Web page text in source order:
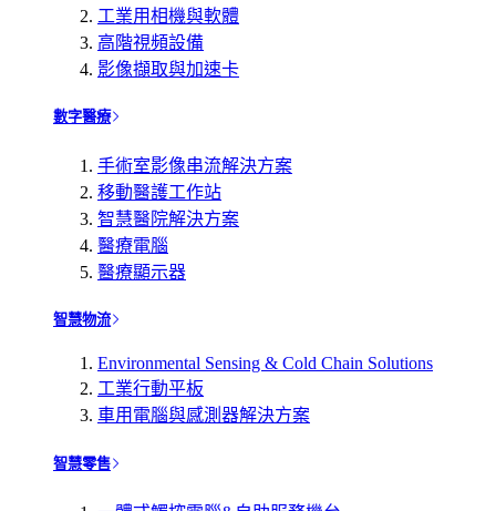
工業用相機與軟體
高階視頻設備
影像擷取與加速卡
數字醫療
手術室影像串流解決方案
移動醫護工作站
智慧醫院解決方案
醫療電腦
醫療顯示器
智慧物流
Environmental Sensing & Cold Chain Solutions
工業行動平板
車用電腦與感測器解決方案
智慧零售